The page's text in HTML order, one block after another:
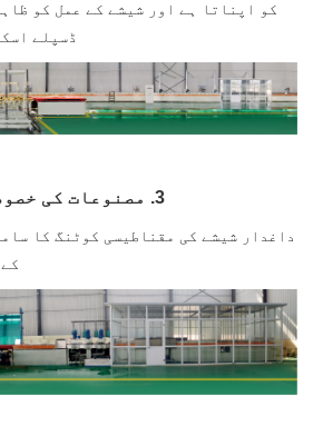
کو اپناتا ہے اور شیشے کے عمل کو
ڈسپلے
3. مصنوعات کی خصوصیت اور درخواست
داغدار شیشے کی مقناطیسی کوٹنگ کا